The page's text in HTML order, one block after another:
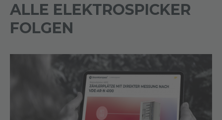
ALLE ELEKTROSPICKER
FOLGEN